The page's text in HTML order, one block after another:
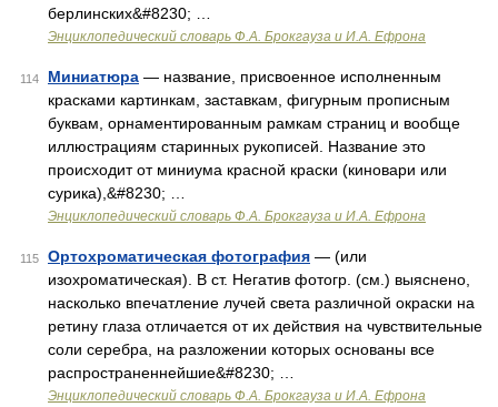
берлинских&#8230; …
Энциклопедический словарь Ф.А. Брокгауза и И.А. Ефрона
114 Миниатюра — название, присвоенное исполненным
красками картинкам, заставкам, фигурным прописным
буквам, орнаментированным рамкам страниц и вообще
иллюстрациям старинных рукописей. Название это
происходит от миниума красной краски (киновари или
сурика),&#8230; …
Энциклопедический словарь Ф.А. Брокгауза и И.А. Ефрона
115 Ортохроматическая фотография — (или
изохроматическая). В ст. Негатив фотогр. (см.) выяснено,
насколько впечатление лучей света различной окраски на
ретину глаза отличается от их действия на чувствительные
соли серебра, на разложении которых основаны все
распространеннейшие&#8230; …
Энциклопедический словарь Ф.А. Брокгауза и И.А. Ефрона